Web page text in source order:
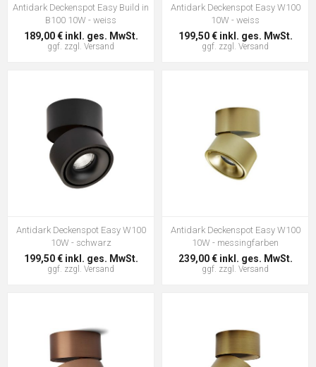
Antidark Deckenspot Easy Build in
B100 10W - weiss
189,00 € inkl. ges. MwSt.
ggf. zzgl. Versand
Antidark Deckenspot Easy W100
10W - weiss
199,50 € inkl. ges. MwSt.
ggf. zzgl. Versand
Antidark Deckenspot Easy W100
10W - schwarz
199,50 € inkl. ges. MwSt.
ggf. zzgl. Versand
Antidark Deckenspot Easy W100
10W - messingfarben
239,00 € inkl. ges. MwSt.
ggf. zzgl. Versand